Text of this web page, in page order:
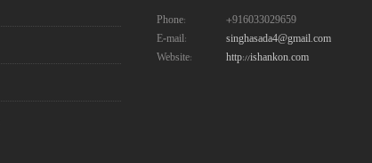
Phone:
+916033029659
E-mail:
singhasada4@gmail.com
Website:
http://ishankon.com